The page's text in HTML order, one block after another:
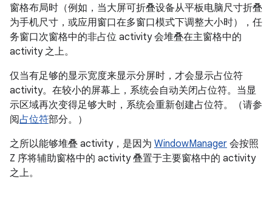
窗格布局时（例如，当大屏可折叠设备从平板电脑尺寸折叠
为手机尺寸，或应用窗口在多窗口模式下调整大小时），任
务窗口次窗格中的非占位 activity 会堆叠在主窗格中的
activity 之上。
仅当有足够的显示宽度来显示分屏时，才会显示占位符
activity。在较小的屏幕上，系统会自动关闭占位符。当显
示区域再次变得足够大时，系统会重新创建占位符。（请参
阅占位符部分。）
之所以能够堆叠 activity，是因为 WindowManager 会按照
Z 序将辅助窗格中的 activity 叠置于主要窗格中的 activity
之上。